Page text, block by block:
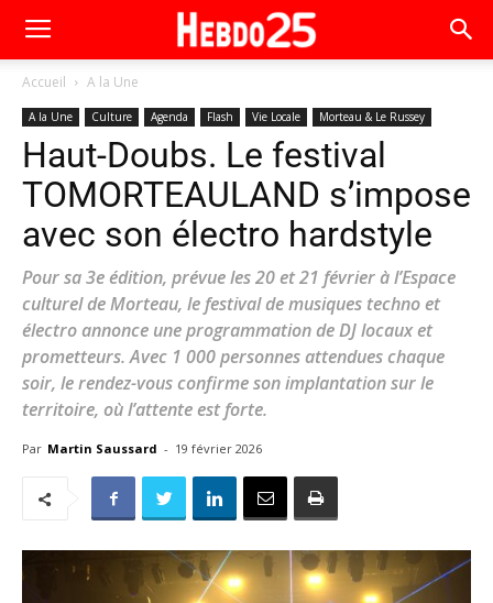
Accueil A la Une
A la Une Culture Agenda Flash Vie Locale Morteau & Le Russey
Haut-Doubs. Le festival
TOMORTEAULAND s’impose
avec son électro hardstyle
Pour sa 3e édition, prévue les 20 et 21 février à l’Espace
culturel de Morteau, le festival de musiques techno et
électro annonce une programmation de DJ locaux et
prometteurs. Avec 1 000 personnes attendues chaque
soir, le rendez-vous confirme son implantation sur le
territoire, où l’attente est forte.
Par Martin Saussard - 19 février 2026